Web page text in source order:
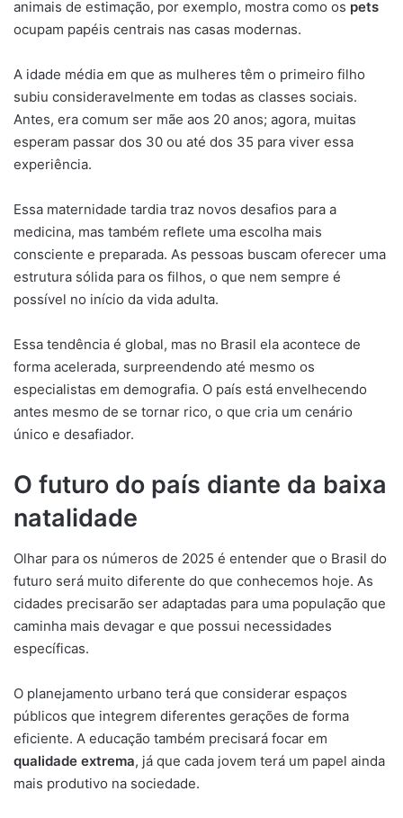
animais de estimação, por exemplo, mostra como os pets
ocupam papéis centrais nas casas modernas.
A idade média em que as mulheres têm o primeiro filho
subiu consideravelmente em todas as classes sociais.
Antes, era comum ser mãe aos 20 anos; agora, muitas
esperam passar dos 30 ou até dos 35 para viver essa
experiência.
Essa maternidade tardia traz novos desafios para a
medicina, mas também reflete uma escolha mais
consciente e preparada. As pessoas buscam oferecer uma
estrutura sólida para os filhos, o que nem sempre é
possível no início da vida adulta.
Essa tendência é global, mas no Brasil ela acontece de
forma acelerada, surpreendendo até mesmo os
especialistas em demografia. O país está envelhecendo
antes mesmo de se tornar rico, o que cria um cenário
único e desafiador.
O futuro do país diante da baixa
natalidade
Olhar para os números de 2025 é entender que o Brasil do
futuro será muito diferente do que conhecemos hoje. As
cidades precisarão ser adaptadas para uma população que
caminha mais devagar e que possui necessidades
específicas.
O planejamento urbano terá que considerar espaços
públicos que integrem diferentes gerações de forma
eficiente. A educação também precisará focar em
qualidade extrema, já que cada jovem terá um papel ainda
mais produtivo na sociedade.